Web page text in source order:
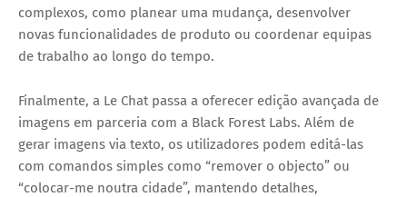
complexos, como planear uma mudança, desenvolver
novas funcionalidades de produto ou coordenar equipas
de trabalho ao longo do tempo.
Finalmente, a Le Chat passa a oferecer edição avançada de
imagens em parceria com a Black Forest Labs. Além de
gerar imagens via texto, os utilizadores podem editá-las
com comandos simples como “remover o objecto” ou
“colocar-me noutra cidade”, mantendo detalhes,